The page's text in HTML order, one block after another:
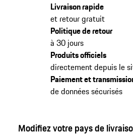
Livraison rapide
et retour gratuit
Politique de retour
à 30 jours
Produits officiels
directement depuis le
Paiement et
de données sécurisés
Modifiez votre pays de